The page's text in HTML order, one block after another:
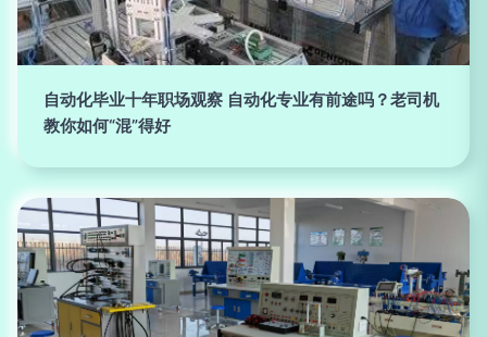
自动化毕业十年职场观察 自动化专业有前途吗？老司机
教你如何“混”得好